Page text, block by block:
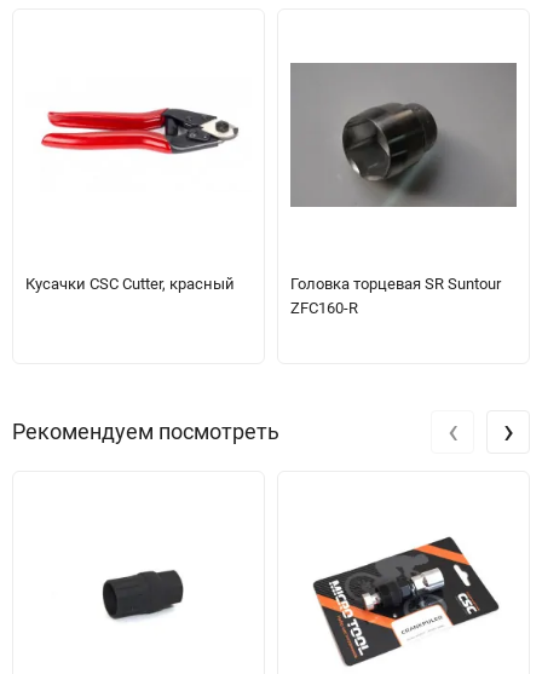
Кусачки CSC Cutter, красный
Головка торцевая SR Suntour
ZFC160-R
Рекомендуем посмотреть ‹ ›